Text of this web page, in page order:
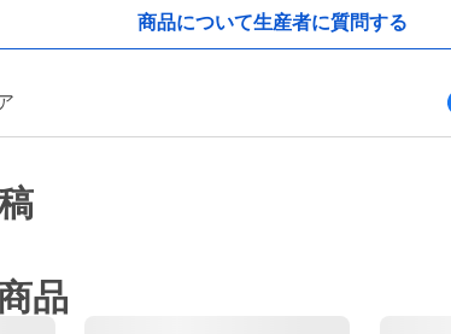
商品について生産者に質問する
品